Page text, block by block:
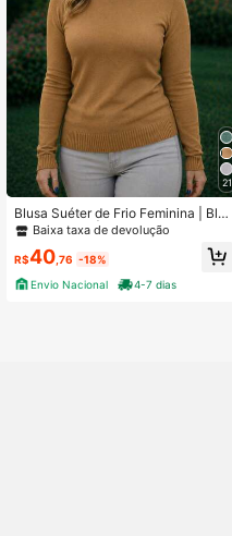
21
Blusa Suéter de Frio Feminina | Blus
inha de Trico | Blusa Feminina Man
ga Longa | Blusa de Trico
Baixa taxa de devolução
R$40 ,76 -18%
Envio Nacional
4-7 dias